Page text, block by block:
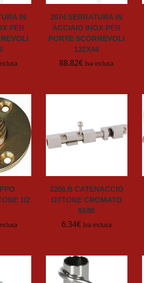
IN
PER
2074 SERRATURA IN
ACCIAIO INOX PER
PORTE SCORREVOLI
132X44
88.82€ Iva inclusa
1/2
2206.B CATENACCIO
OTTONE CROMATO
9X80
6.34€ Iva inclusa